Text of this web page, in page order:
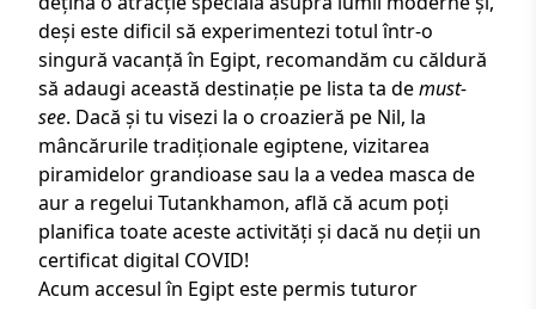
deși este dificil să experimentezi totul într-o
singură vacanță în Egipt, recomandăm cu căldură
să adaugi această destinație pe lista ta demust-
see. Dacă și tu visezi la o croazieră pe Nil, la
mâncărurile tradiționale egiptene, vizitarea
piramidelor grandioase sau la a vedea masca de
aur a regelui Tutankhamon, află că acum poți
planifica toate aceste activități și dacă nu deții un
certificat digital COVID!
Acum accesul în Egipt este permis tuturor